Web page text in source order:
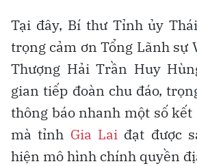
Tại đây, Bí thư Tỉnh ủy
trọng cảm ơn Tổng Lãnh sự
Thượng Hải Trần Huy
gian tiếp đoàn chu đáo,
thông báo nhanh một số
mà tỉnh Gia Lai đạt được
hiện mô hình chính quyền